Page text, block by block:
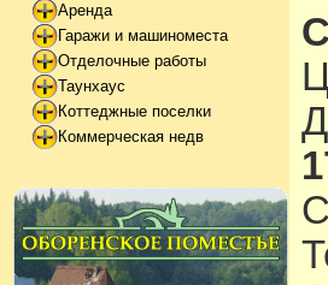
Аренда
Гаражи и машиноместа
Отделочные работы
Таунхаус
Коттеджные поселки
Коммерческая недв